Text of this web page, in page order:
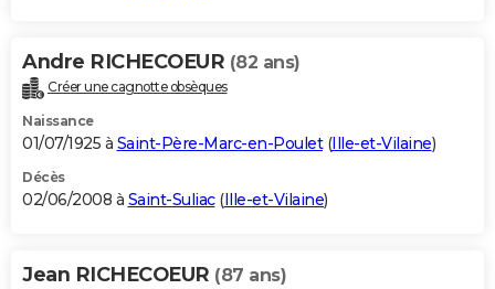
Andre RICHECOEUR (82 ans)
Créer une cagnotte obsèques
Naissance
01/07/1925 à Saint-Père-Marc-en-Poulet(Ille-et-Vilaine)
Décès
02/06/2008 à Saint-Suliac(Ille-et-Vilaine)
Jean RICHECOEUR (87 ans)